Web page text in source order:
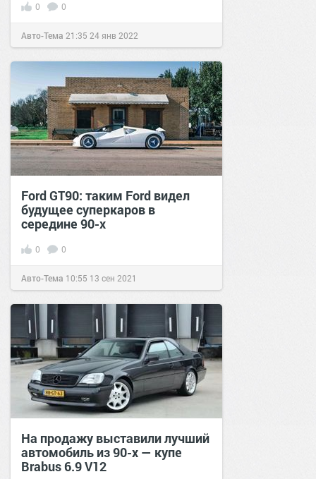
0 0
Авто-Тема 21:35 24 янв 2022
Ford GT90: таким Ford видел
будущее суперкаров в
середине 90-х
0 0
Авто-Тема 10:55 13 сен 2021
На продажу выставили лучший
автомобиль из 90-х — купе
Brabus 6.9 V12